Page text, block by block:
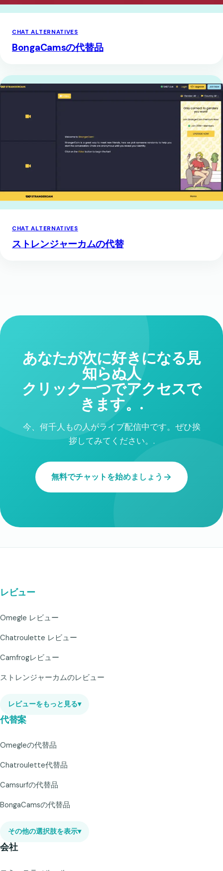
CHAT ALTERNATIVES
BongaCamsの代替品
CHAT ALTERNATIVES
ストレンジャーカムの代替
あなたが次に好きになる見
知らぬ人
クリック一つでアクセスで
きます。.
今、何千人もの人がライブ配信中です。ぜひ挨
拶してみてください。.
無料でチャットを始めましょう
レビュー
Omegle レビュー
Chatroulette レビュー
Camfrogレビュー
ストレンジャーカムのレビュー
レビューをもっと見る▾
代替案
Omegleの代替品
Chatroulette代替品
Camsurfの代替品
BongaCamsの代替品
その他の選択肢を表示▾
会社